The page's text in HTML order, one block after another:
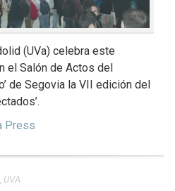
(UVa) celebra este
el Salón de Actos del
de Segovia la VII edición del
Press
, UVA